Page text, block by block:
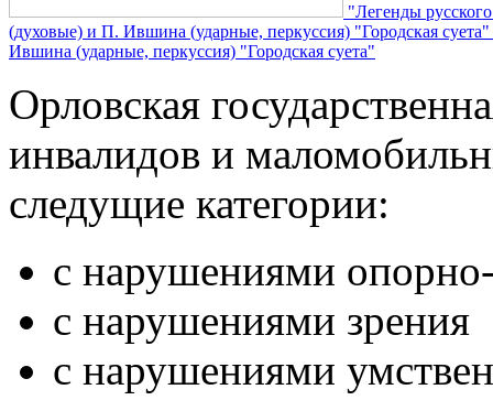
"Легенды
(духовые) и П. Ившина (ударные, перкуссия) "Городская суета"
Ившина (ударные, перкуссия) "Городская суета"
Орловская
инвалидов и
следущие категории:
с нарушениями опорно-
с нарушениями зрения
с нарушениями